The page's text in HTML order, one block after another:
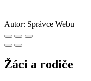
Autor: Správce Webu
Žáci a rodiče